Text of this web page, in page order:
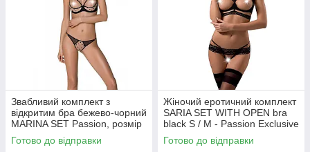
Звабливий комплект з
відкритим бра бежево-чорний
MARINA SET Passion, розмір
S/M Кайф
Готово до відправки
Жіночий еротичний комплект
SARIA SET WITH OPEN bra
black S / M - Passion Exclusive
Кайф
Готово до відправки